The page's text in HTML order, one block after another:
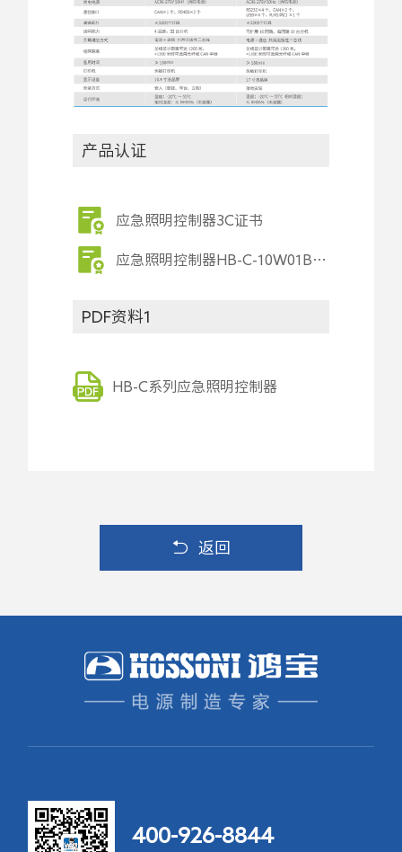
产品认证
应急照明控制器3C证书
应急照明控制器HB-C-10W01B检验报告
PDF资料1
HB-C系列应急照明控制器
返回
400-926-8844